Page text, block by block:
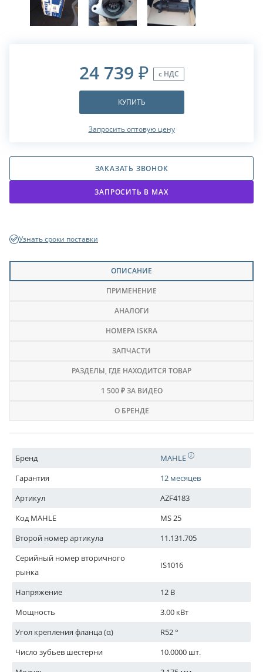
24 739 ₽ с НДС
КУПИТЬ
Запросить оптовую цену
ЗАКАЗАТЬ ЗВОНОК
ЗАПРОСИТЬ В МАХ
Узнать сроки поставки
ОПИСАНИЕ
ПРИМЕНЕНИЕ
АНАЛОГИ
НОМЕРА ISKRA
ЗАПЧАСТИ
РАЗДЕЛЫ, ГДЕ НАХОДИТСЯ ТОВАР
1 500 ₽ ЗА ВИДЕО
О БРЕНДЕ
Бренд
MAHLE
Гарантия
12 месяцев
Артикул
AZF4183
Код MAHLE
MS 25
Второй номер артикула
11.131.705
Серийный номер вторичного
рынка
IS1016
Напряжение
12 В
Мощность
3.00 кВт
Угол крепления фланца (α)
R52 °
Число зубьев шестерни
10.0000 шт.